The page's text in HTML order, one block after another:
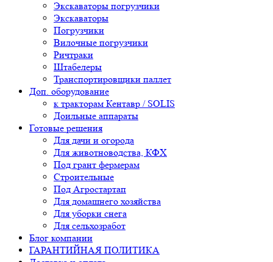
Экскаваторы погрузчики
Экскаваторы
Погрузчики
Вилочные погрузчики
Ричтраки
Штабелеры
Транспортировщики паллет
Доп. оборудование
к тракторам Кентавр / SOLIS
Доильные аппараты
Готовые решения
Для дачи и огорода
Для животноводства, КФХ
Под грант фермерам
Строительные
Под Агростартап
Для домашнего хозяйства
Для уборки снега
Для сельхозработ
Блог компании
ГАРАНТИЙНАЯ ПОЛИТИКА